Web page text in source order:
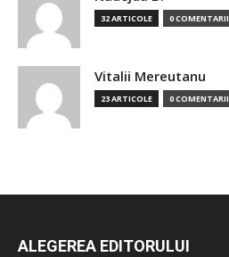
32 ARTICOLE 0 COMENTARII
Vitalii Mereutanu
23 ARTICOLE 0 COMENTARII
ALEGEREA EDITORULUI